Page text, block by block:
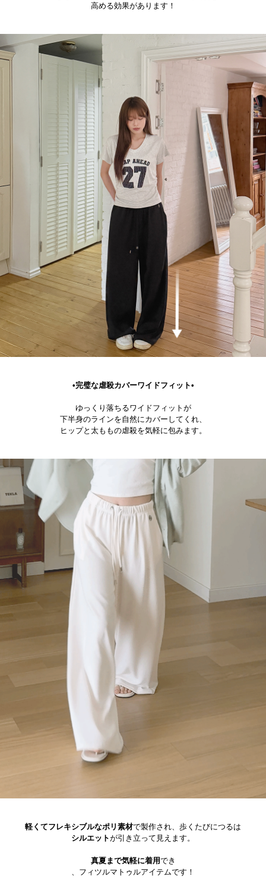
高める効果があります！
•完璧な虐殺カバーワイドフィット•
ゆっくり落ちるワイドフィットが
下半身のラインを自然にカバーしてくれ、
ヒップと太ももの虐殺を気軽に包みます。
軽くてフレキシブルなポリ素材で製作され、歩くたびにつるは
シルエットが引き立って見えます。
真夏まで気軽に着用でき
、フィツルマトゥルアイテムです！